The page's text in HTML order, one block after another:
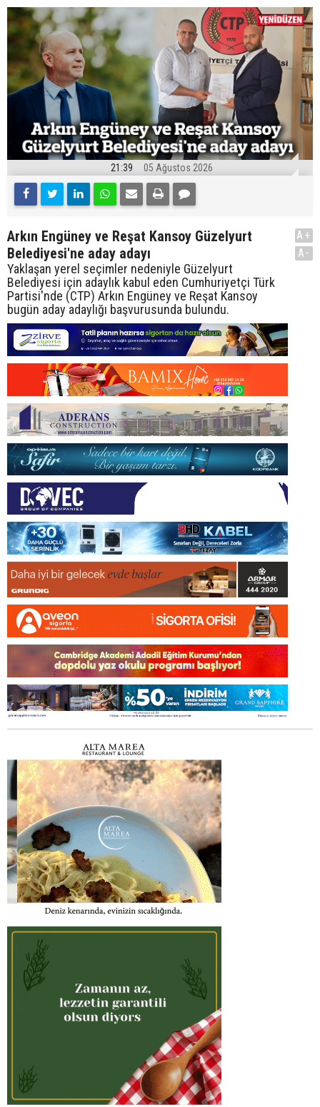
21:39 05 Ağustos 2026
Arkın Engüney ve Reşat Kansoy Güzelyurt
Belediyesi'ne aday adayı
Yaklaşan yerel seçimler nedeniyle Güzelyurt
Belediyesi için adaylık kabul eden Cumhuriyetçi Türk
Partisi'nde (CTP) Arkın Engüney ve Reşat Kansoy
bugün aday adaylığı başvurusunda bulundu.
A+
A-